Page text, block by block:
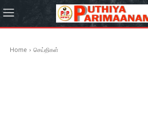
Home செய்திகள்